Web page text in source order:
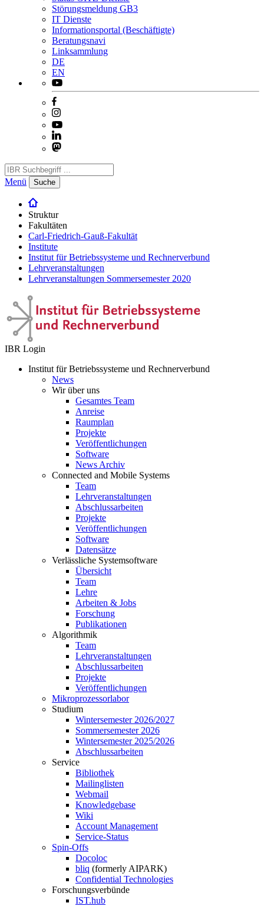
Störungsmeldung GB3
IT Dienste
Informationsportal (Beschäftigte)
Beratungsnavi
Linksammlung
DE
EN
Menü Suche
Struktur
Fakultäten
Carl-Friedrich-Gauß-Fakultät
Institute
Institut für Betriebssysteme und Rechnerverbund
Lehrveranstaltungen
Lehrveranstaltungen Sommersemester 2020
IBR Login
Institut für Betriebssysteme und Rechnerverbund
News
Wir über uns
Gesamtes Team
Anreise
Raumplan
Projekte
Veröffentlichungen
Software
News Archiv
Connected and Mobile Systems
Team
Lehrveranstaltungen
Abschlussarbeiten
Projekte
Veröffentlichungen
Software
Datensätze
Verlässliche Systemsoftware
Übersicht
Team
Lehre
Arbeiten & Jobs
Forschung
Publikationen
Algorithmik
Team
Lehrveranstaltungen
Abschlussarbeiten
Projekte
Veröffentlichungen
Mikroprozessorlabor
Studium
Wintersemester 2026/2027
Sommersemester 2026
Wintersemester 2025/2026
Abschlussarbeiten
Service
Bibliothek
Mailinglisten
Webmail
Knowledgebase
Wiki
Account Management
Service-Status
Spin-Offs
Docoloc
bliq (formerly AIPARK)
Confidential Technologies
Forschungsverbünde
IST.hub